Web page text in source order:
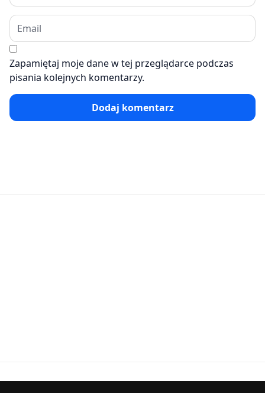
Zapamiętaj moje dane w tej przeglądarce podczas
pisania kolejnych komentarzy.
Dodaj komentarz